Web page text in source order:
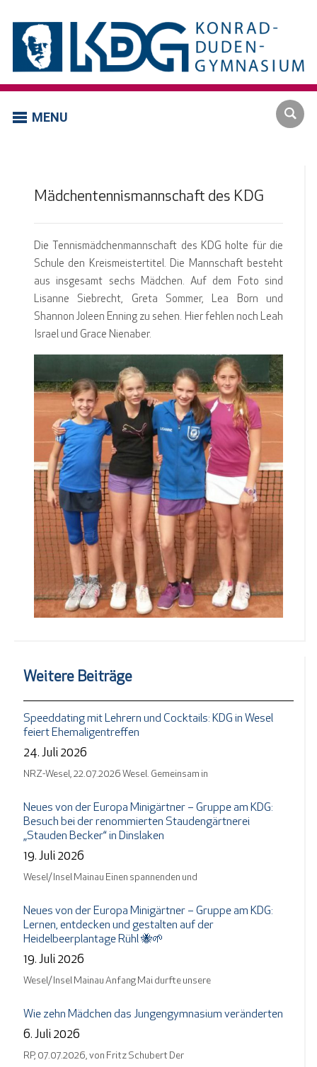
MENU
Mädchentennismannschaft des KDG
Die Tennismädchenmannschaft des KDG holte für die
Schule den Kreismeistertitel. Die Mannschaft besteht
aus insgesamt sechs Mädchen. Auf dem Foto sind
Lisanne Siebrecht, Greta Sommer, Lea Born und
Shannon Joleen Enning zu sehen. Hier fehlen noch Leah
Israel und Grace Nienaber.
Weitere Beiträge
Speeddating mit Lehrern und Cocktails: KDG in Wesel
feiert Ehemaligentreffen
24. Juli 2026
NRZ-Wesel, 22.07.2026 Wesel. Gemeinsam in
Neues von der Europa Minigärtner – Gruppe am KDG:
Besuch bei der renommierten Staudengärtnerei
„Stauden Becker“ in Dinslaken
19. Juli 2026
Wesel/ Insel Mainau Einen spannenden und
Neues von der Europa Minigärtner – Gruppe am KDG:
Lernen, entdecken und gestalten auf der
Heidelbeerplantage Rühl 🐝🌱
19. Juli 2026
Wesel/ Insel Mainau Anfang Mai durfte unsere
Wie zehn Mädchen das Jungengymnasium veränderten
6. Juli 2026
RP, 07.07.2026, von Fritz Schubert Der